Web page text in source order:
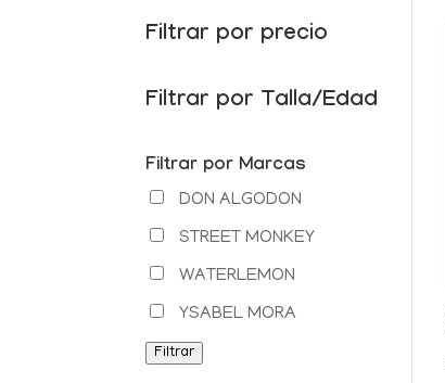
Filtrar por precio
Filtrar por Talla/Edad
Filtrar por Marcas
DON ALGODON
STREET MONKEY
WATERLEMON
YSABEL MORA
Filtrar